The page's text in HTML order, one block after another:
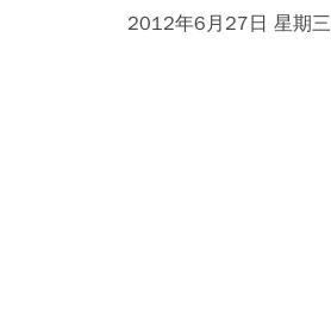
2012年6月27日 星期三